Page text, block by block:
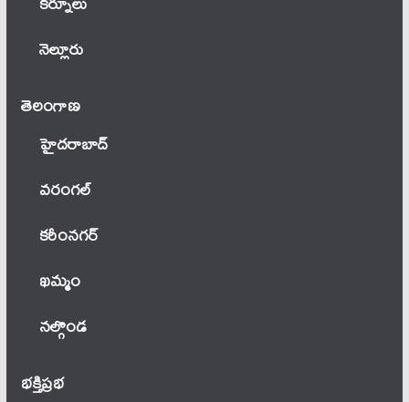
నెల్లూరు
తెలంగాణ‌
హైదరాబాద్
వ‌రంగ‌ల్
కరీంనగర్
ఖ‌మ్మం
నల్గొండ
భక్తిప్రభ